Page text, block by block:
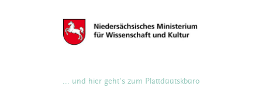
... und hier geht's zum Plattdüütskbüro